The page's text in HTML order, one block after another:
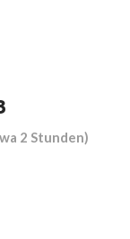
2 Stunden)